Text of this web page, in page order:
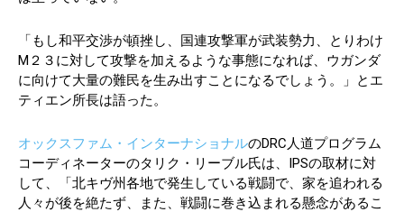
「もし和平交渉が頓挫し、国連攻撃軍が武装勢力、とりわけ
M２３に対して攻撃を加えるような事態になれば、ウガンダ
に向けて大量の難民を生み出すことになるでしょう。」とエ
ティエン所長は語った。
オックスファム・インターナショナルのDRC人道プログラム
コーディネーターのタリク・リーブル氏は、IPSの取材に対
して、「北キヴ州各地で発生している戦闘で、家を追われる
人々が後を絶たず、また、戦闘に巻き込まれる懸念があるこ